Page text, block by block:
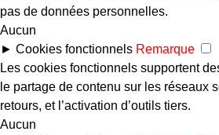
pas de données personnelles.
Aucun
► Cookies fonctionnels Remarque
Les cookies fonctionnels supportent
le partage de contenu sur les réseaux
retours, et l’activation d’outils tiers.
Aucun